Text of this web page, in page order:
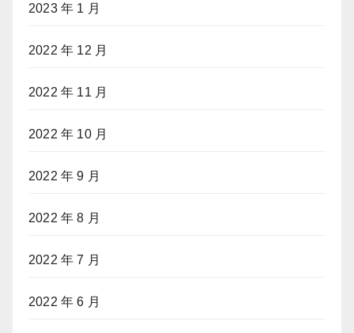
2023 年 1 月
2022 年 12 月
2022 年 11 月
2022 年 10 月
2022 年 9 月
2022 年 8 月
2022 年 7 月
2022 年 6 月